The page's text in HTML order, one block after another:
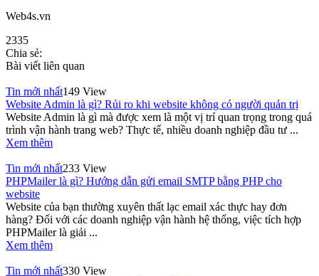
Web4s.vn
2335
Chia sẻ:
Bài viết liên quan
Tin mới nhất149 View
Website Admin là gì? Rủi ro khi website không có người quản trị
Website Admin là gì mà được xem là một vị trí quan trọng trong quá
trình vận hành trang web? Thực tế, nhiều doanh nghiệp đầu tư ...
Xem thêm
Tin mới nhất233 View
PHPMailer là gì? Hướng dẫn gửi email SMTP bằng PHP cho
website
Website của bạn thường xuyên thất lạc email xác thực hay đơn
hàng? Đối với các doanh nghiệp vận hành hệ thống, việc tích hợp
PHPMailer là giải ...
Xem thêm
Tin mới nhất330 View